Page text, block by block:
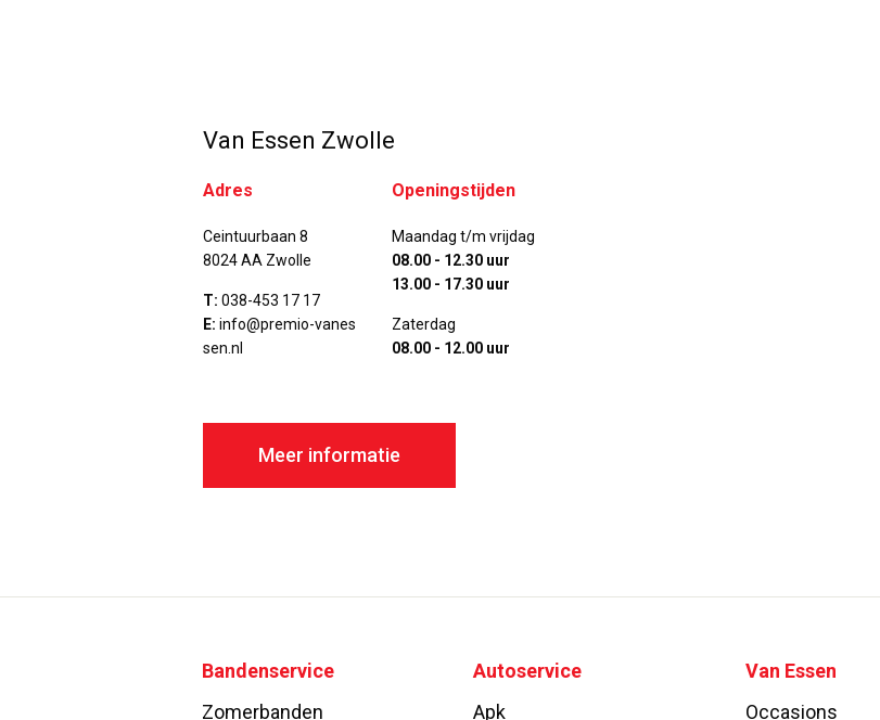
Van Essen Zwolle
Adres
Ceintuurbaan 8
8024 AA Zwolle
T: 038-453 17 17
E: info@premio-vanes
sen.nl
Openingstijden
Maandag t/m vrijdag
08.00 - 12.30 uur
13.00 - 17.30 uur
Zaterdag
08.00 - 12.00 uur
Meer informatie
Bandenservice
Zomerbanden
Autoservice
Apk
Van Essen
Occasions